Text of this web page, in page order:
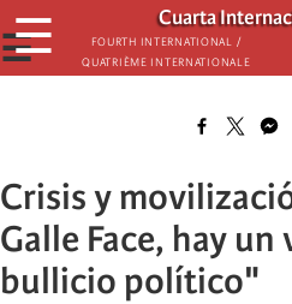
Skip
to
main
Cuarta
Fourth International /
Quatrième internationale
☰
☰
Crisis y
Galle Face, hay
bullicio político"